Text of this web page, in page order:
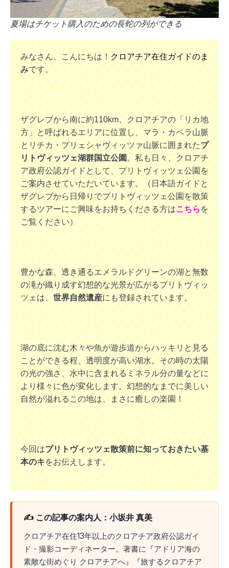
夏場はチケット購入のための長蛇の列ができる
みなさん、こんにちは！ クロアチア在住ガイドのま
みです。
ザグレブから南に約110km、クロアチアの「リカ地
方」と呼ばれるエリアに位置し、マラ・カペラ山脈
とリチカ・プリェシャヴィッツァ山脈に囲まれたプ
リトヴィッツェ湖群国立公園。私も日々、クロアチ
ア政府公認ガイドとして、プリトヴィッツェ公園を
ご案内させていただいています。（日本語ガイドと
ザグレブから日帰りでプリトヴィッツェ公園を散策
するツアーにご興味をお持ちくださる方はこちらを
ご覧ください）
豊かな森、透き通るエメラルドグリーンの湖と無数
の滝が織り成す幻想的な光景が広がるプリトヴィッ
ツェは、世界自然遺産にも登録されています。
湖の底に沈む木々や魚が遊歩道からハッキリと見る
ことができる程、透明度が高い湖水。その時の太陽
の光の強さ、水中に含まれるミネラル分の量などに
より様々に色が変化します。幻想的なまでに美しい
自然が溢れるこの地は、まさに癒しの楽園！
今回はプリトヴィッツェ散策前に知っておきたい基
本のキをお伝えします。
✍️ この記事の案内人：小坂井 真美
クロアチア在住13年以上のクロアチア政府公認ガイ
ド・撮影コーディネーター。著書に『アドリア海の
素敵な街めぐり クロアチアへ』『旅するクロアチア